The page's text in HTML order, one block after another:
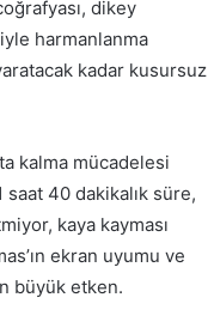
dikey
harmanlanma
kadar kusursuz
kalma mücadelesi
40 dakikalık süre,
kaya kayması
ekran uyumu ve
büyük etken.